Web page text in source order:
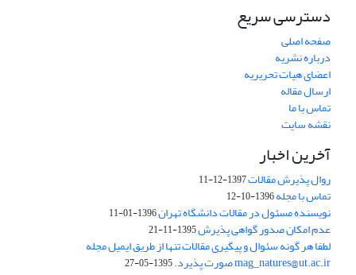
دسترسی سریع
صفحه اصلی
درباره نشریه
اعضای هیات تحریریه
ارسال مقاله
تماس با ما
نقشه سایت
آخرین اخبار
روال پذیرش مقالات1397-12-11
تماس با مجله1396-10-12
نویسنده مسئول در مقالات دانشگاه تهران1396-01-11
عدم امکان صدور گواهی پذیرش1395-11-21
لطفا هر گونه سئوال و پیگیری مقالات تنها از طریق ایمیل مجله
mag_natures@ut.ac.ir صورت پذیرد. 1395-05-27